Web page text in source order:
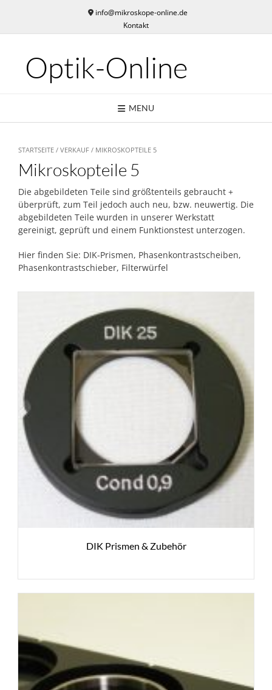
content
info@mikroskope-online.de
Kontakt
Optik-Online
MENU
STARTSEITE / VERKAUF / MIKROSKOPTEILE 5
Mikroskopteile 5
Die abgebildeten Teile sind größtenteils gebraucht +
überprüft, zum Teil jedoch auch neu, bzw. neuwertig. Die
abgebildeten Teile wurden in unserer Werkstatt
gereinigt, geprüft und einem Funktionstest unterzogen.
Hier finden Sie: DIK-Prismen, Phasenkontrastscheiben,
Phasenkontrastschieber, Filterwürfel
DIK Prismen & Zubehör